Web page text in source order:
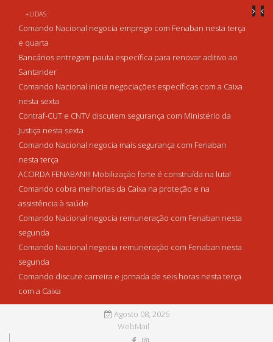
+LIDAS:
Comando Nacional negocia emprego com Fenaban nesta terça
e quarta
Bancários entregam pauta específica para renovar aditivo ao
Santander
Comando Nacional inicia negociações específicas com a Caixa
nesta sexta
Contraf-CUT e CNTV discutem segurança com Ministério da
Justiça nesta sexta
Comando Nacional negocia mais segurança com Fenaban
nesta terça
ACORDA FENABAN!!! Mobilização forte é construída na luta!
Comando cobra melhorias da Caixa na proteção e na
assistência à saúde
Comando Nacional negocia remuneração com Fenaban nesta
segunda
Comando Nacional negocia remuneração com Fenaban nesta
segunda
Comando discute carreira e jornada de seis horas nesta terça
com a Caixa
Agosto 08, 2026
WebMail